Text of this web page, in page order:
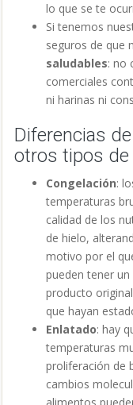
lo que se te
Si tenemos
seguros de que
saludables: no
comerciales
ni harinas ni
Diferencias
otros tipos de
Congelación:
temperaturas
calidad de los
de hielo,
motivo por el
pueden tener
producto
que hayan
Enlatado: hay
temperaturas
proliferación de
cambios
alimentos